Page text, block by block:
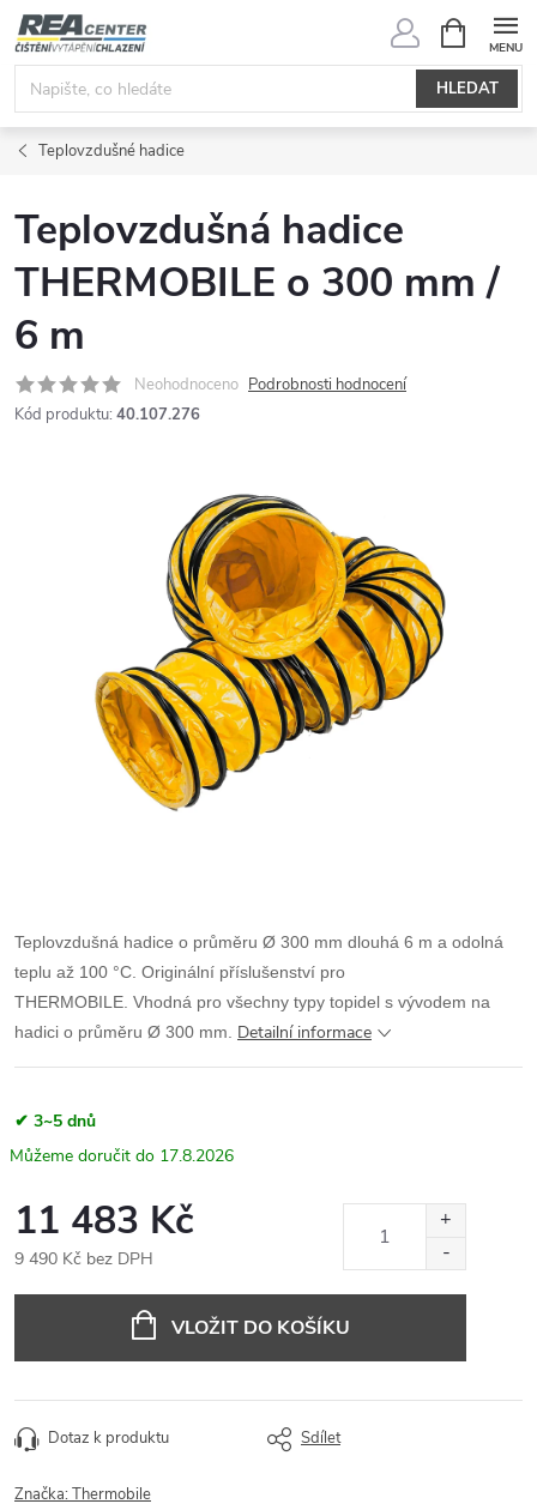
Přejít
na
obsah
HLEDAT
NÁKUPNÍ
KOŠÍK
Teplovzdušné hadice
Teplovzdušná hadice
THERMOBILE o 300 mm /
6 m
Neohodnoceno Podrobnosti hodnocení
Kód produktu: 40.107.276
Teplovzdušná hadice o průměru Ø 300 mm dlouhá 6 m a odolná
teplu až 100 °C. Originální příslušenství pro
THERMOBILE. Vhodná pro všechny typy topidel s vývodem na
hadici o průměru Ø 300 mm.
Detailní informace
✔ 3~5 dnů
17.8.2026
11 483 Kč
9 490 Kč bez DPH
VLOŽIT DO KOŠÍKU
Dotaz k produktu Sdílet
Značka:Thermobile